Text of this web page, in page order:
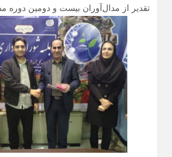
تقدیر از مدال‌آوران بیست و دومین دوره